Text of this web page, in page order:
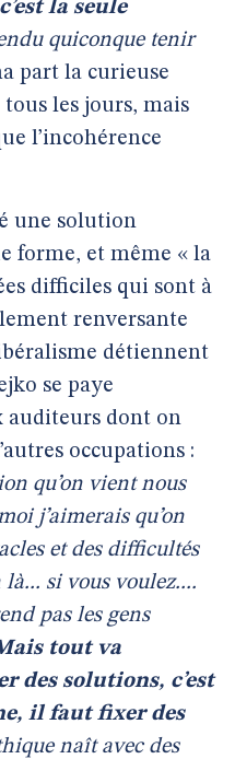
la seule
quiconque tenir
part la curieuse
les jours, mais
l’incohérence
une solution
forme, et même « la
difficiles qui sont à
renversante
détiennent
se paye
auditeurs dont on
occupations :
qu’on vient nous
j’aimerais qu’on
et des difficultés
là... si vous voulez....
pas les gens
tout va
des solutions, c’est
il faut fixer des
naît avec des